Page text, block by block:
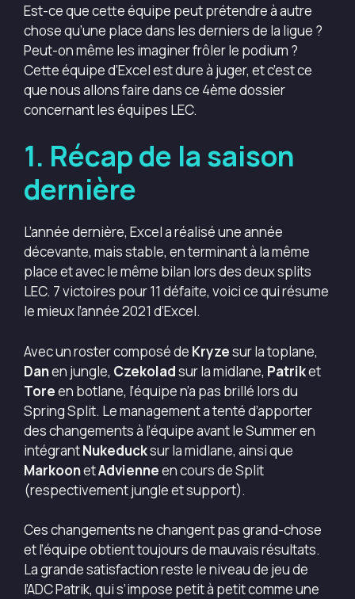
Est-ce que cette équipe peut prétendre à autre
chose qu’une place dans les derniers de la ligue ?
Peut-on même les imaginer frôler le podium ?
Cette équipe d’Excel est dure à juger, et c’est ce
que nous allons faire dans ce 4ème dossier
concernant les équipes LEC.
1. Récap de la saison
dernière
L’année dernière, Excel a réalisé une année
décevante, mais stable, en terminant à la même
place et avec le même bilan lors des deux splits
LEC. 7 victoires pour 11 défaite, voici ce qui résume
le mieux l’année 2021 d’Excel.
Avec un roster composé de Kryzesur la toplane,
Danen jungle, Czekoladsur la midlane, Patriket
Toreen botlane, l’équipe n’a pas brillé lors du
Spring Split. Le management a tenté d’apporter
des changements à l’équipe avant le Summer en
intégrantNukeducksur la midlane, ainsi que
MarkoonetAdvienneen cours de Split
(respectivement jungle et support).
Ces changements ne changent pas grand-chose
et l’équipe obtient toujours de mauvais résultats.
La grande satisfaction reste le niveau de jeu de
l’ADC Patrik, qui s’impose petit à petit comme une